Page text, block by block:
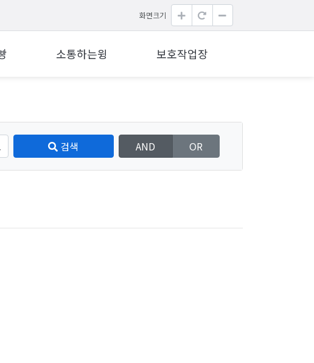
화면크기
소통하는윙 보호작업장
검색 AND OR